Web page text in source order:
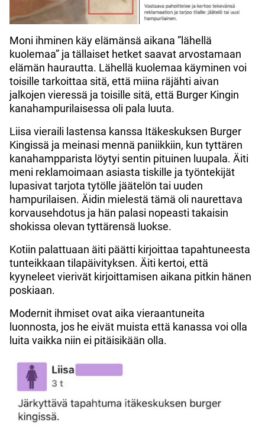
Moni ihminen käy elämänsä aikana ”lähellä
kuolemaa” ja tällaiset hetket saavat arvostamaan
elämän haurautta. Lähellä kuolemaa käyminen voi
toisille tarkoittaa sitä, että miina räjähti aivan
jalkojen vieressä ja toisille sitä, että Burger Kingin
kanahampurilaisessa oli pala luuta.
Liisa vieraili lastensa kanssa Itäkeskuksen Burger
Kingissä ja meinasi mennä paniikkiin, kun tyttären
kanahampparista löytyi sentin pituinen luupala. Äiti
meni reklamoimaan asiasta tiskille ja työntekijät
lupasivat tarjota tytölle jäätelön tai uuden
hampurilaisen. Äidin mielestä tämä oli naurettava
korvausehdotus ja hän palasi nopeasti takaisin
shokissa olevan tyttärensä luokse.
Kotiin palattuaan äiti päätti kirjoittaa tapahtuneesta
tunteikkaan tilapäivityksen. Äiti kertoi, että
kyyneleet vierivät kirjoittamisen aikana pitkin hänen
poskiaan.
Modernit ihmiset ovat aika vieraantuneita
luonnosta, jos he eivät muista että kanassa voi olla
luita vaikka niin ei pitäisikään olla.